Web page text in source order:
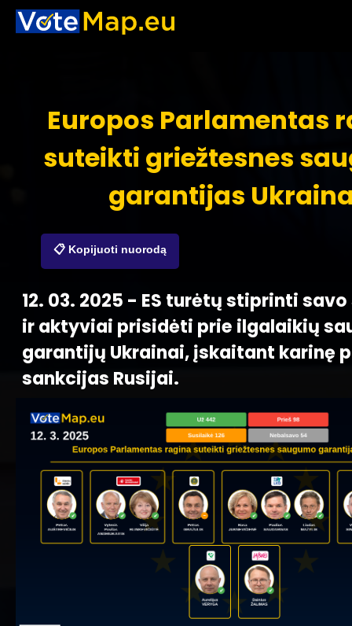
Europos Parlamentas
suteikti griežtesnes
garantijas
📋 Kopijuoti nuorodą
12. 03. 2025 - ES turėtų stiprinti
ir aktyviai prisidėti prie ilgalaikių
garantijų Ukrainai, įskaitant karinę
sankcijas Rusijai.